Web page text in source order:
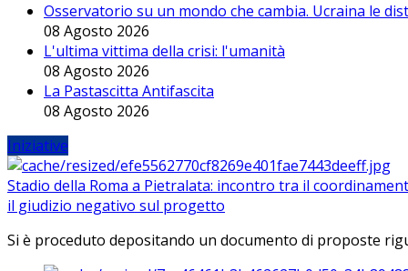
Osservatorio su un mondo che cambia. Ucraina le
08 Agosto 2026
L'ultima vittima della crisi: l'umanità
08 Agosto 2026
La Pastascitta Antifascita
08 Agosto 2026
Iniziative
Stadio della Roma a Pietralata: incontro tra il
il giudizio negativo sul progetto
Si è proceduto depositando un documento di proposte